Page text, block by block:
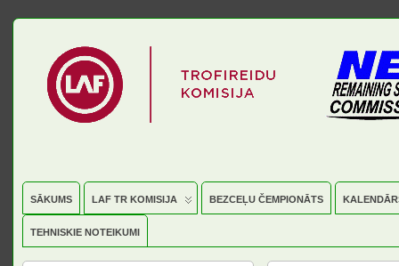
SĀKUMS LAF TR KOMISIJA BEZCEĻU ČEMPIONĀTS
TEHNISKIE NOTEIKUMI